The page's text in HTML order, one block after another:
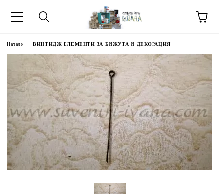
ЗА
Начало ВИНТИДЖ ЕЛЕМЕНТИ ЗА БИЖУТА И ДЕКОРАЦИЯ